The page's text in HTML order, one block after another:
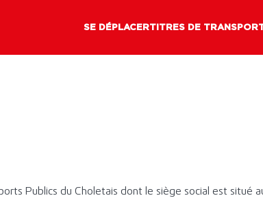
SE DÉPLACERTITRES DE
Publics du Choletais dont le siège social est situé